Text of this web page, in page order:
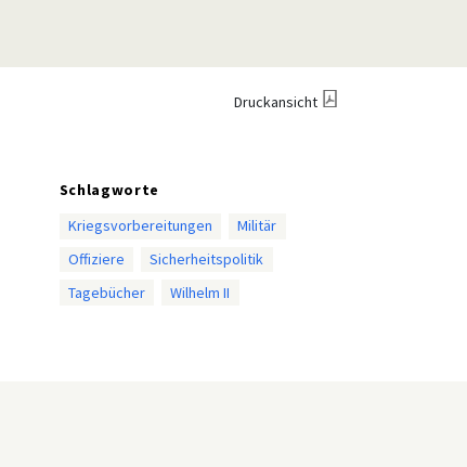
Druckansicht
Schlagworte
Kriegsvorbereitungen
Militär
Offiziere
Sicherheitspolitik
Tagebücher
Wilhelm II